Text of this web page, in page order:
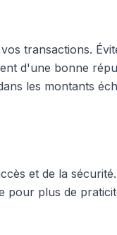
transactions.
d'une bonne
les montants
et de la
pour plus de